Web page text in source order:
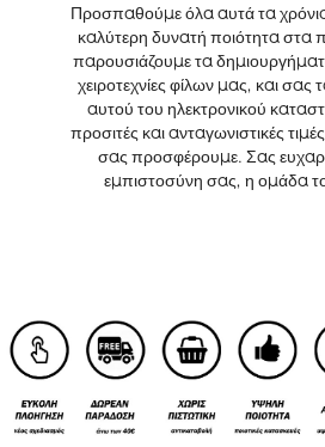
Προσπαθούμε όλα αυτά τα
καλύτερη δυνατή ποιότητα στα
παρουσιάζουμε τα
χειροτεχνίες φίλων μας, και
αυτού του ηλεκτρονικού
προσιτές και ανταγωνιστικές
σας προσφέρουμε. Σας
εμπιστοσύνη σας, η ομάδα